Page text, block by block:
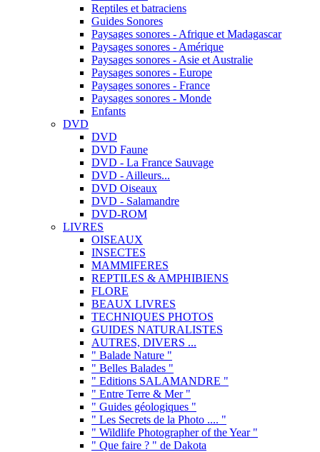
Reptiles et batraciens
Guides Sonores
Paysages sonores - Afrique et Madagascar
Paysages sonores - Amérique
Paysages sonores - Asie et Australie
Paysages sonores - Europe
Paysages sonores - France
Paysages sonores - Monde
Enfants
DVD
DVD
DVD Faune
DVD - La France Sauvage
DVD - Ailleurs...
DVD Oiseaux
DVD - Salamandre
DVD-ROM
LIVRES
OISEAUX
INSECTES
MAMMIFERES
REPTILES & AMPHIBIENS
FLORE
BEAUX LIVRES
TECHNIQUES PHOTOS
GUIDES NATURALISTES
AUTRES, DIVERS ...
" Balade Nature "
" Belles Balades "
" Editions SALAMANDRE "
" Entre Terre & Mer "
" Guides géologiques "
" Les Secrets de la Photo .... "
" Wildlife Photographer of the Year "
" Que faire ? " de Dakota